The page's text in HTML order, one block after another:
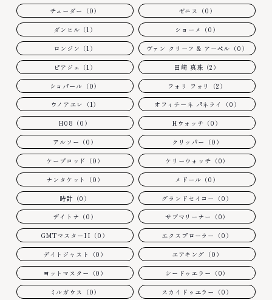
チューダー（0） ゼニス（0）
ダンヒル（1） ショーメ（0）
ロンジン（1） ヴァン クリーフ & アーペル（0）
ピアジェ（1） 田崎 真珠（2）
ショパール（0） フォリ フォリ（2）
ウノアエレ（1） オフィチーネ パネライ（0）
H08（0） Hウォッチ（0）
アルソー（0） クリッパー（0）
ケープコッド（0） ケリーウォッチ（0）
ナンタケット（0） メドール（0）
時計（0） グランドセイコー（0）
デイトナ（0） サブマリーナー（0）
GMTマスターII（0） エクスプローラー（0）
デイトジャスト（0） エアキング（0）
ヨットマスター（0） シードゥエラー（0）
ミルガウス（0） スカイドゥエラー（0）